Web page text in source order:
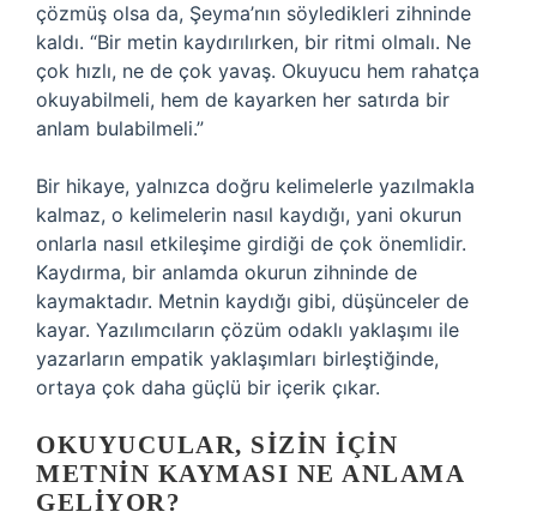
çözmüş olsa da, Şeyma’nın söyledikleri zihninde
kaldı. “Bir metin kaydırılırken, bir ritmi olmalı. Ne
çok hızlı, ne de çok yavaş. Okuyucu hem rahatça
okuyabilmeli, hem de kayarken her satırda bir
anlam bulabilmeli.”
Bir hikaye, yalnızca doğru kelimelerle yazılmakla
kalmaz, o kelimelerin nasıl kaydığı, yani okurun
onlarla nasıl etkileşime girdiği de çok önemlidir.
Kaydırma, bir anlamda okurun zihninde de
kaymaktadır. Metnin kaydığı gibi, düşünceler de
kayar. Yazılımcıların çözüm odaklı yaklaşımı ile
yazarların empatik yaklaşımları birleştiğinde,
ortaya çok daha güçlü bir içerik çıkar.
OKUYUCULAR, SIZIN İÇIN
METNIN KAYMASI NE ANLAMA
GELIYOR?